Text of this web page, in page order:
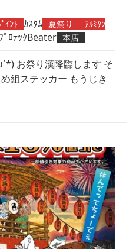
ｲﾝﾄ ｶｽﾀﾑ 夏祭り
ｱﾙﾐﾀﾝ
ﾟﾛﾃｯｸBeater 本店
お祭り漢降臨します そ
組ステッカー もうじき